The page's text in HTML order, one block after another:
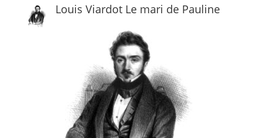
Louis Viardot Le mari de Pauline